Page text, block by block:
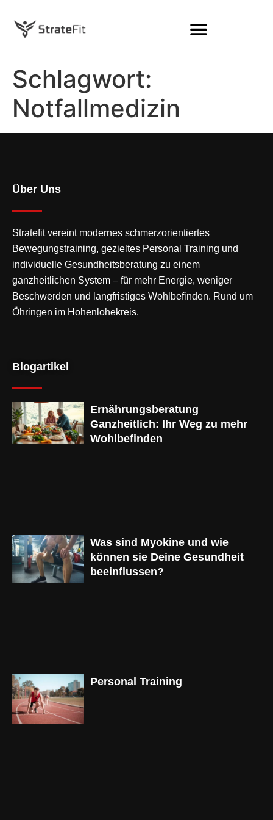
Schlagwort:
Notfallmedizin
Über Uns
Stratefit vereint modernes schmerzorientiertes
Bewegungstraining, gezieltes Personal Training und
individuelle Gesundheitsberatung zu einem
ganzheitlichen System – für mehr Energie, weniger
Beschwerden und langfristiges Wohlbefinden. Rund um
Öhringen im Hohenlohekreis.
Blogartikel
Ernährungsberatung
Ganzheitlich: Ihr Weg zu mehr
Wohlbefinden
Was sind Myokine und wie
können sie Deine Gesundheit
beeinflussen?
Personal Training